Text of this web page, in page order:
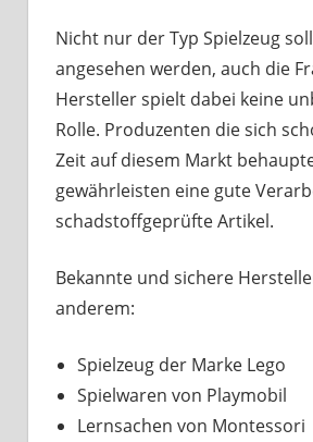
Nicht nur der Typ Spielzeug
angesehen werden, auch die
Hersteller spielt dabei keine
Rolle. Produzenten die sich
Zeit auf diesem Markt
gewährleisten eine gute
schadstoffgeprüfte Artikel.
Bekannte und sichere
anderem:
Spielzeug der Marke Lego
Spielwaren von Playmobil
Lernsachen von Montessori